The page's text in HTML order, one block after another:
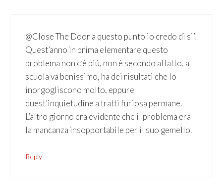
@Close The Door a questo punto io credo di si’.
Quest’anno in prima elementare questo
problema non c’è più, non è secondo affatto, a
scuola va benissimo, ha dei risultati che lo
inorgogliscono molto, eppure
quest’inquietudine a tratti furiosa permane.
L’altro giorno era evidente che il problema era
la mancanza insopportabile per il suo gemello.
Reply